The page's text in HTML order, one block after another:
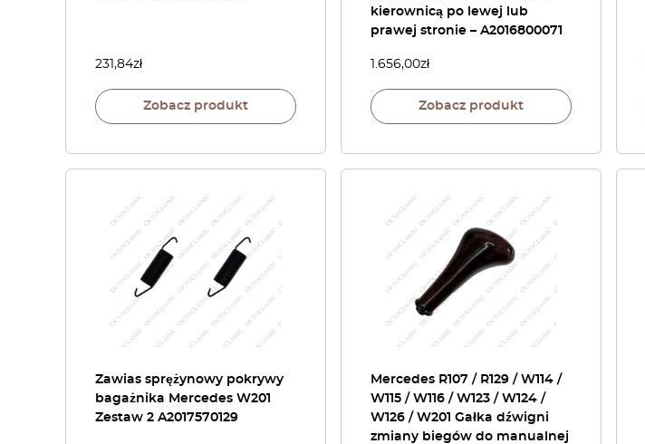
231,84zł
Zobacz produkt
kierownicą po lewej lub
prawej stronie – A2016800071
1.656,00zł
Zobacz produkt
Zawias sprężynowy pokrywy
bagażnika Mercedes W201
Zestaw 2 A2017570129
Mercedes R107 / R129 / W114 /
W115 / W116 / W123 / W124 /
W126 / W201 Gałka dźwigni
zmiany biegów do manualnej